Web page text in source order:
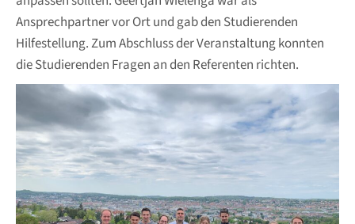
Ansprechpartner vor Ort und gab den Studierenden
Hilfestellung. Zum Abschluss der Veranstaltung konnten
die Studierenden Fragen an den Referenten richten.